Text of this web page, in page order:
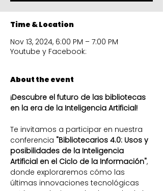
Time & Location
Nov 13, 2024, 6:00 PM – 7:00 PM
Youtube y Facebook:
About the event
¡Descubre el futuro de las bibliotecas
en la era de la Inteligencia Artificial!
Te invitamos a participar en nuestra
conferencia "Bibliotecarios 4.0: Usos y
posibilidades de la Inteligencia
Artificial en el Ciclo de la Información",
donde exploraremos cómo las
últimas innovaciones tecnológicas